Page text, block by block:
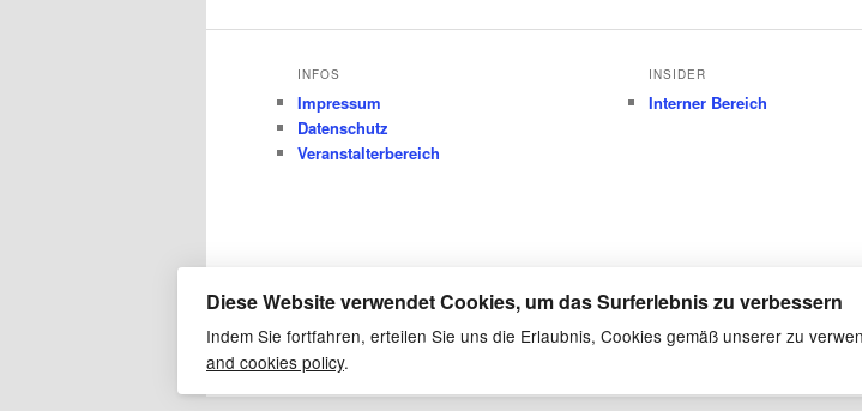
INFOS
Impressum
Datenschutz
Veranstalterbereich
INSIDER
Interner Bereich
Datenschutz Stolz präsentiert
Diese Website verwendet Cookies, um das Surferlebnis zu verbessern
Indem Sie fortfahren, erteilen Sie uns die Erlaubnis, Cookies gemäß unserer zu
and cookies policy.